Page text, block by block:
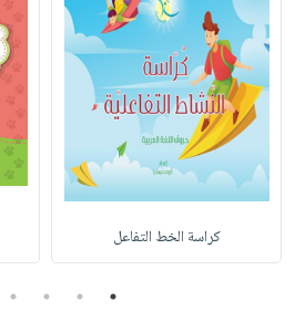
كراسة الخط التفاعل
1
2
3
4